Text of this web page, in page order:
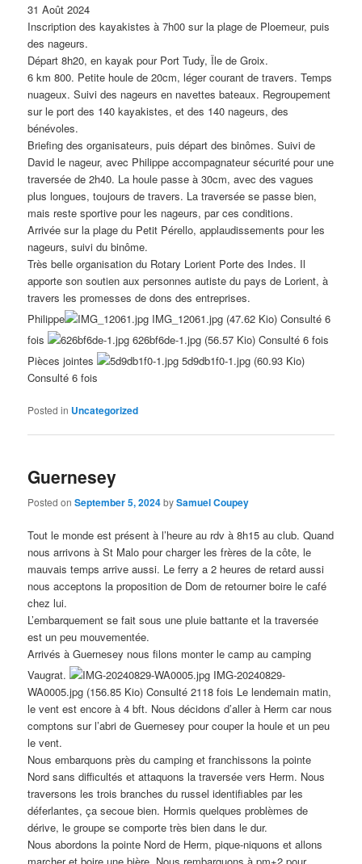
31 Août 2024
Inscription des kayakistes à 7h00 sur la plage de Ploemeur, puis
des nageurs.
Départ 8h20, en kayak pour Port Tudy, Île de Groix.
6 km 800. Petite houle de 20cm, léger courant de travers. Temps
nuageux. Suivi des nageurs en navettes bateaux. Regroupement
sur le port des 140 kayakistes, et des 140 nageurs, des
bénévoles.
Briefing des organisateurs, puis départ des binômes. Suivi de
David le nageur, avec Philippe accompagnateur sécurité pour une
traversée de 2h40. La houle passe à 30cm, avec des vagues
plus longues, toujours de travers. La traversée se passe bien,
mais reste sportive pour les nageurs, par ces conditions.
Arrivée sur la plage du Petit Pérello, applaudissements pour les
nageurs, suivi du binôme.
Très belle organisation du Rotary Lorient Porte des Indes. Il
apporte son soutien aux personnes autiste du pays de Lorient, à
travers les promesses de dons des entreprises.
Philippe
IMG_12061.jpg (47.62 Kio) Consulté 6
fois
626bf6de-1.jpg (56.57 Kio) Consulté 6 fois
Pièces jointes
5d9db1f0-1.jpg (60.93 Kio)
Consulté 6 fois
Posted in Uncategorized
Guernesey
Posted onSeptember 5, 2024bySamuel Coupey
Tout le monde est présent à l’heure au rdv à 8h15 au club. Quand
nous arrivons à St Malo pour charger les frères de la côte, le
mauvais temps arrive aussi. Le ferry a 2 heures de retard aussi
nous acceptons la proposition de Dom de retourner boire le café
chez lui.
L’embarquement se fait sous une pluie battante et la traversée
est un peu mouvementée.
Arrivés à Guernesey nous filons monter le camp au camping
Vaugrat.
IMG-20240829-
WA0005.jpg (156.85 Kio) Consulté 2118 fois Le lendemain matin,
le vent est encore à 4 bft. Nous décidons d’aller à Herm car nous
comptons sur l’abri de Guernesey pour couper la houle et un peu
le vent.
Nous embarquons près du camping et franchissons la pointe
Nord sans difficultés et attaquons la traversée vers Herm. Nous
traversons les trois branches du russel identifiables par les
déferlantes, ça secoue bien. Hormis quelques problèmes de
dérive, le groupe se comporte très bien dans le dur.
Nous abordons la pointe Nord de Herm, pique-niquons et allons